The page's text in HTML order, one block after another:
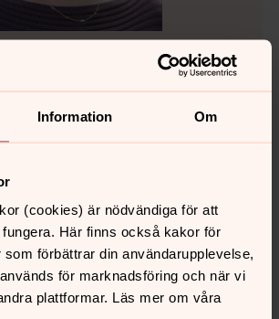
Information Om
(cookies) är nödvändiga för att
Här finns också kakor för
förbättrar din användarupplevelse,
för marknadsföring och när vi
plattformar. Läs mer om våra
Linköpings domkyrkopastorat